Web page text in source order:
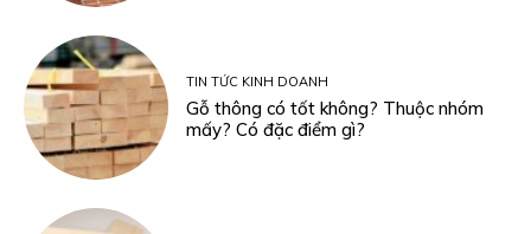
TIN TỨC KINH DOANH
Gỗ thông có tốt không? Thuộc nhóm
mấy? Có đặc điểm gì?